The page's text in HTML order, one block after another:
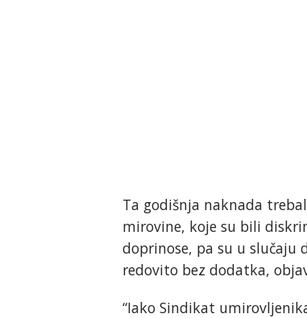
Ta godišnja naknada
mirovine, koje su bili
doprinose, pa su u slučaju
redovito bez dodatka,
“Iako Sindikat